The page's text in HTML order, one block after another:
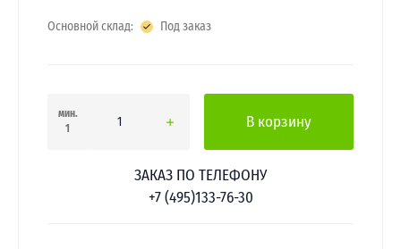
Основной склад: Под заказ
мин.
1
В корзину
ЗАКАЗ ПО ТЕЛЕФОНУ
+7 (495)133-76-30